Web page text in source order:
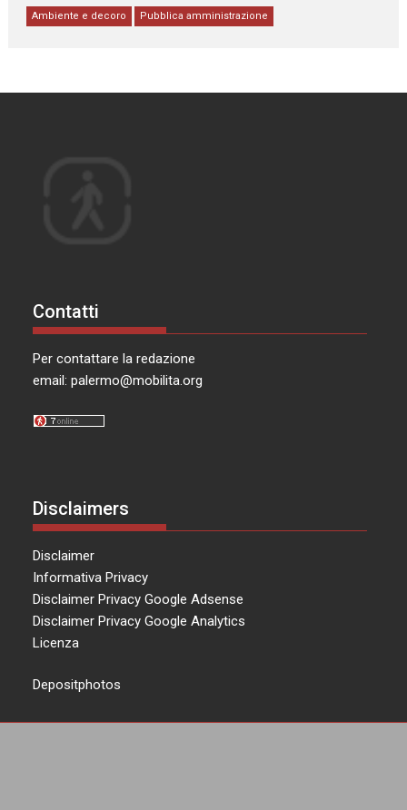
Ambiente e decoro Pubblica amministrazione
Contatti
Per contattare la redazione
email:palermo@mobilita.org
Disclaimers
Disclaimer
Informativa Privacy
Disclaimer Privacy Google Adsense
Disclaimer Privacy Google Analytics
Licenza
Depositphotos